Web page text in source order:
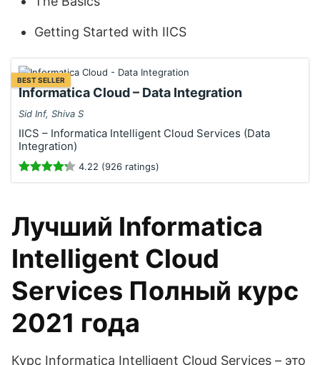
Getting Started with IICS
BEST SELLER
Informatica Cloud – Data Integration
Sid Inf, Shiva S
IICS – Informatica Intelligent Cloud Services (Data
Integration)
4.22 (926 ratings)
Лучший Informatica
Intelligent Cloud
Services Полный курс
2021 года
Курс Informatica Intelligent Cloud Services – это